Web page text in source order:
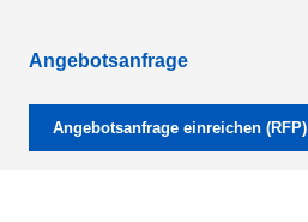
Angebotsanfrage
Angebotsanfrage einreichen (RFP)